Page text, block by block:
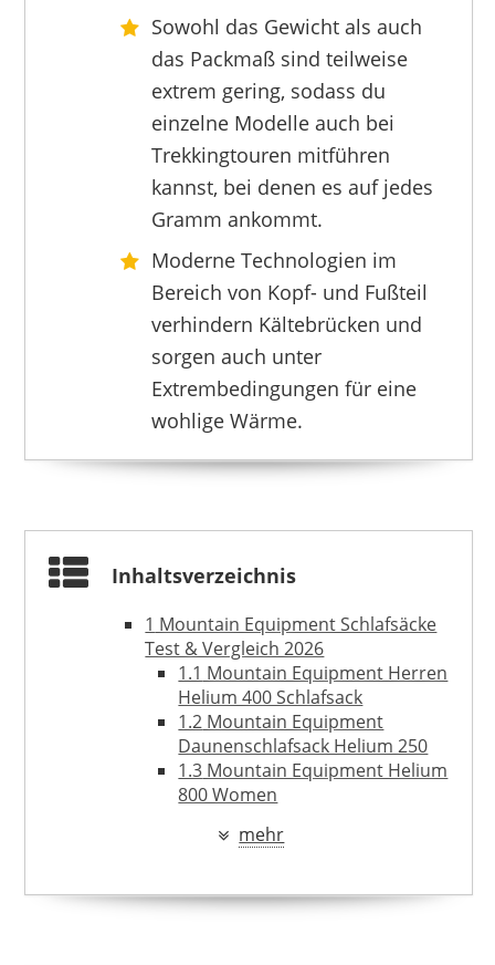
MOUNTAIN EQUIPMENT
99,00 €
*
Sowohl das Gewicht als auch
das Packmaß sind teilweise
extrem gering, sodass du
einzelne Modelle auch bei
Trekkingtouren mitführen
kannst, bei denen es auf jedes
Gramm ankommt.
Moderne Technologien im
Bereich von Kopf- und Fußteil
verhindern Kältebrücken und
sorgen auch unter
Extrembedingungen für eine
wohlige Wärme.
Inhaltsverzeichnis
1 Mountain Equipment Schlafsäcke
Test & Vergleich 2026
1.1 Mountain Equipment Herren
Helium 400 Schlafsack
1.2 Mountain Equipment
Daunenschlafsack Helium 250
1.3 Mountain Equipment Helium
800 Women
Sicherheitsschuhen?
den optimalen Schlafkomfort
mehr